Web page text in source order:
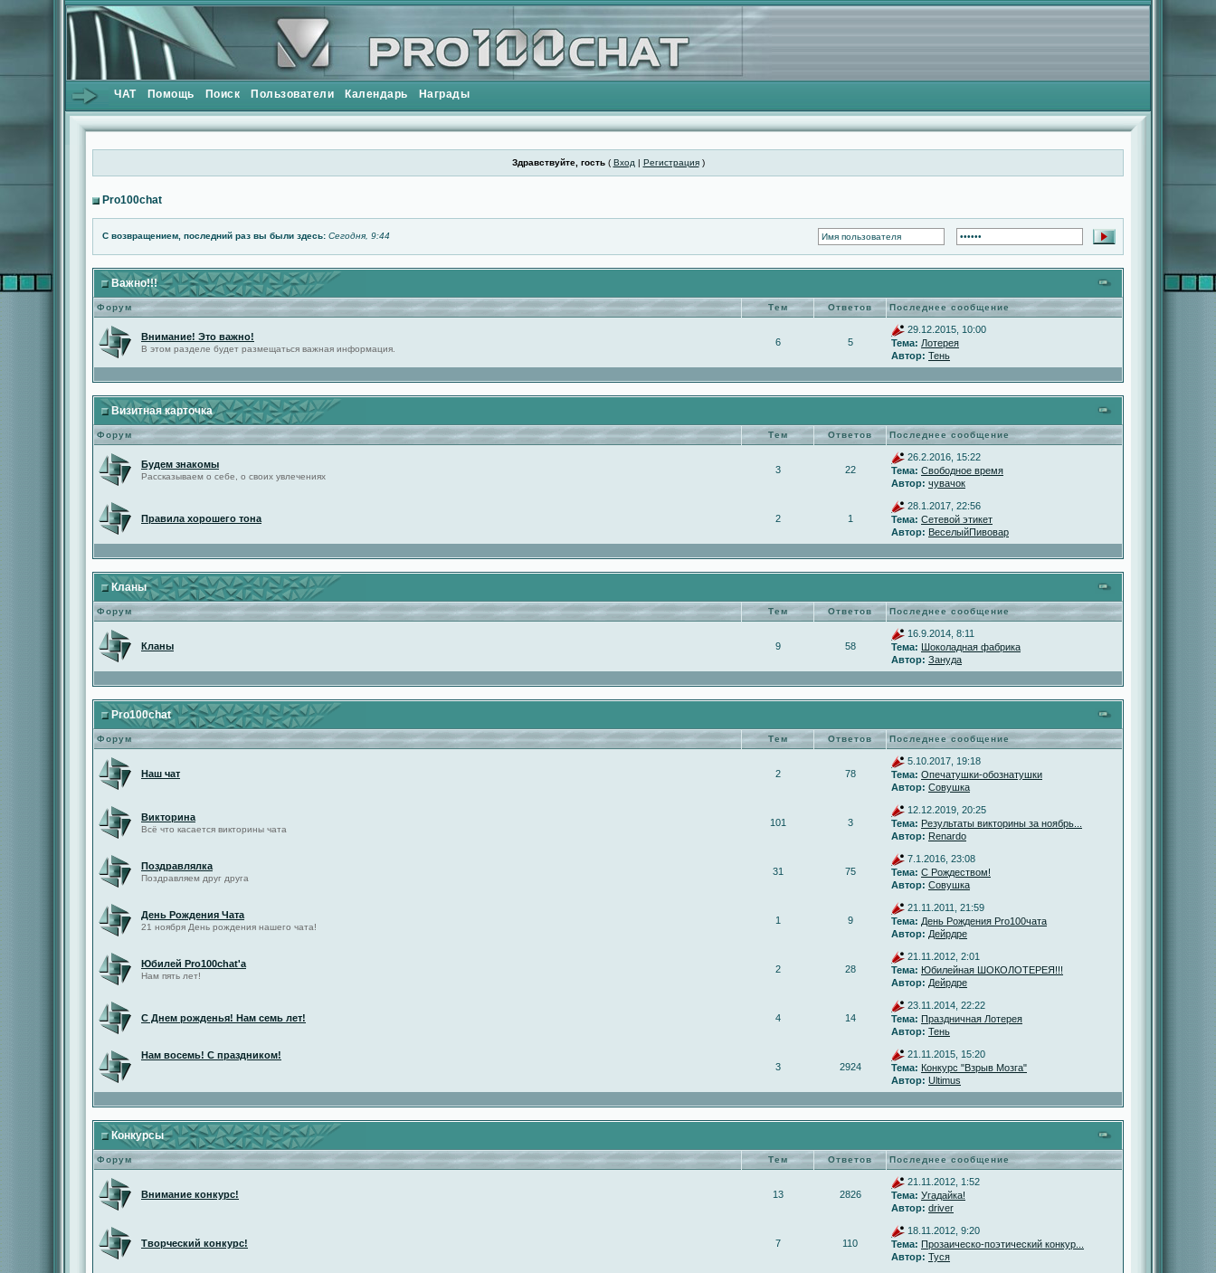
ЧАТ Помощь Поиск Пользователи Календарь Награды
Здравствуйте, гость( Вход | Регистрация)
Pro100chat
С возвращением, последний раз вы были здесь: Сегодня, 9:44
Важно!!!
Форум Тем Ответов Последнее сообщение
Внимание! Это важно!
В этом разделе будет размещаться важная информация.
6 5
29.12.2015, 10:00
Тема: Лотерея
Автор: Тень
Визитная карточка
Форум Тем Ответов Последнее сообщение
Будем знакомы
Рассказываем о себе, о своих увлечениях
3 22
26.2.2016, 15:22
Тема: Свободное время
Автор: чувачок
Правила хорошего тона 2 1
28.1.2017, 22:56
Тема: Сетевой этикет
Автор: ВеселыйПивовар
Кланы
Форум Тем Ответов Последнее сообщение
Кланы 9 58
16.9.2014, 8:11
Тема: Шоколадная фабрика
Автор: Зануда
Pro100chat
Форум Тем Ответов Последнее сообщение
Наш чат 2 78
5.10.2017, 19:18
Тема: Опечатушки-обознатушки
Автор: Совушка
Викторина
Всё что касается викторины чата
101 3
12.12.2019, 20:25
Тема: Результаты викторины за ноябрь...
Автор: Renardo
Поздравлялка
Поздравляем друг друга
31 75
7.1.2016, 23:08
Тема: С Рождеством!
Автор: Совушка
День Рождения Чата
21 ноября День рождения нашего чата!
1 9
21.11.2011, 21:59
Тема: День Рождения Pro100чата
Автор: Дейрдре
Юбилей Pro100chat'а
Нам пять лет!
2 28
21.11.2012, 2:01
Тема: Юбилейная ШОКОЛОТЕРЕЯ!!!
Автор: Дейрдре
С Днем рожденья! Нам семь лет! 4 14
23.11.2014, 22:22
Тема: Праздничная Лотерея
Автор: Тень
Нам восемь! С праздником!
3
2924
21.11.2015, 15:20
Тема: Конкурс "Взрыв Мозга"
Автор: Ultimus
Конкурсы
Форум Тем Ответов Последнее сообщение
Внимание конкурс! 13 2826
21.11.2012, 1:52
Тема: Угадайка!
Автор: driver
Творческий конкурс! 7 110
18.11.2012, 9:20
Тема: Прозаическо-поэтический конкур...
Автор: Туся